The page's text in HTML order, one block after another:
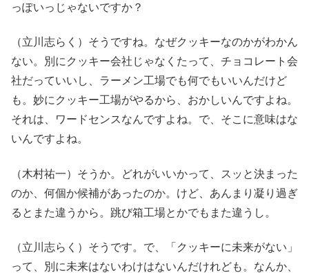
っぽいっじゃないですか？
（立川志らく）そうですね。なぜクッキーなのかがわかん
ない。別にクッキー会社じゃなくたって、チョコレート会
社だっていいし、ラーメン工場でも何でもいいんだけど
も。妙にクッキー工場がやるから、おかしいんですよね。
それは、ワードセンスなんですよね。で、そこに意味はな
いんですよね。
（木村祐一）そうか。どれがいいかって、スッと決まった
のか、何個か候補があったのか。けど、あんまり凝り過ぎ
るとまた違うから。跳び箱工場とかでもまた違うし。
（立川志らく）そうです。で、「クッキーに未来がない」
って、別に未来はないわけはないんだけれども。なんか、